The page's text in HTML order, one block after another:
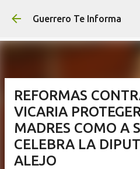
Ir al
Guerrero Te Informa
REFORMAS
VICARIA
MADRES COMO A
CELEBRA LA
ALEJO